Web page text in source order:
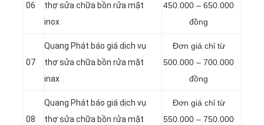
06
thợ sửa chữa bồn rửa mặt
inox
450.000 – 650.000
đồng
07
Quang Phát báo giá dịch vụ
thợ sửa chữa bồn rửa mặt
inax
Đơn giá chỉ từ
500.000 – 700.000
đồng
08
Quang Phát báo giá dịch vụ
thợ sửa chữa bồn rửa mặt
Đơn giá chỉ từ
550.000 – 750.000